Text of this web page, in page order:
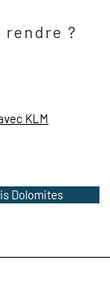
rendre ?
Dolomites
KLM